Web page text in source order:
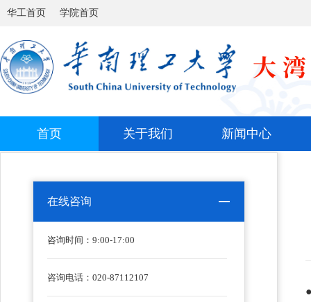
华工首页 学院首页
首页 关于我们 新闻中心
在线咨询
咨询时间： 9:00-17:00
咨询电话：020-87112107